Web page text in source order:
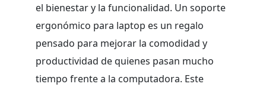
el bienestar y la funcionalidad. Un soporte
ergonómico para laptop es un regalo
pensado para mejorar la comodidad y
productividad de quienes pasan mucho
tiempo frente a la computadora. Este